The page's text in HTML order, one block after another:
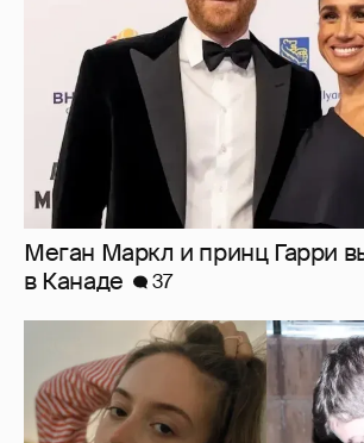
Внучка Никиты Михалкова
мужем и сыном отдыхает на